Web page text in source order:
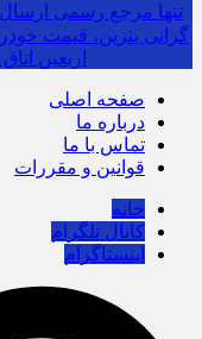
تنها مرجع رسمی ارسال
گرانی بنزین، قیمت
اربعین
صفحه اصلی
درباره ما
تماس با ما
قوانین و مقررات
خانه
کانال تلگرام
اینستاگرام